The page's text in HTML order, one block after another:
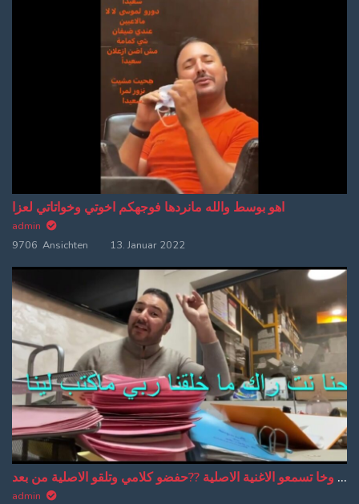
اهو بوسط والله مانردها فوجهكم اخوتي وخواتاتي لعزا
admin
9706 Ansichten
13. Januar 2022
من دبا غادي تبقاو تسمعو ترجمة ديالي وخا تسمعو الاغنية الاصلية ??حفضو كلامي وتلقو الاصلية من بعد
admin